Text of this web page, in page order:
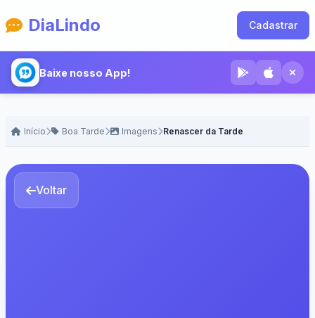
DiaLindo Cadastrar
Baixe nosso App!
Início Boa Tarde Imagens Renascer da Tarde
Voltar